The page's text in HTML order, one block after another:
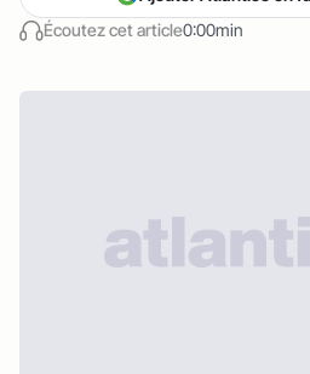
Écoutez cet article0:00min